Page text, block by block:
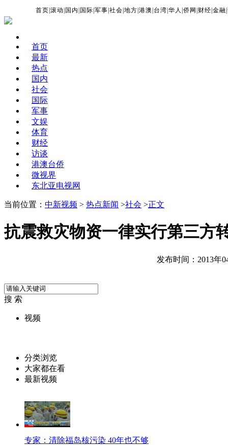
首页 |滚动 国内 国际 |军事 |社会 |地方 |港澳 台湾 |华人 |侨网 财经 |金融 |
首页
最新
热点
国内
社会
国际
军事
文娱
体育
财经
访谈
港澳台侨
微视界
东北亚电视网
当前位置： 中新视频 > 热点新闻 >社会 >正文
抗震救灾物资一律实行第三方
发布时间：2013年
搜 索
视频
分类浏览
大家都在看
最新视频
专家：清除福岛核污染 40年也不够